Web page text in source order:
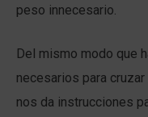
peso innecesario.
Del mismo modo que
necesarios para
nos da instrucciones